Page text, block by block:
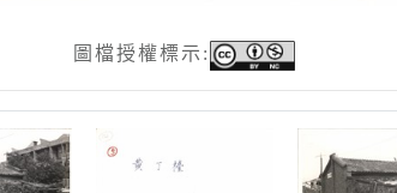
圖檔授權標示: